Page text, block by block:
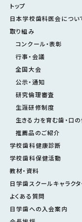
トップ
日本学校歯科医会につい
取り組み
コンクール・表彰
行事・会議
全国大会
公示・通知
研究倫理審査
生涯研修制度
生きる力を育む歯・口
推薦品のご紹介
学校歯科健康診断
学校歯科保健活動
教材・資料
日学歯スクールキャラク
よくある質問
日学歯への入会案内